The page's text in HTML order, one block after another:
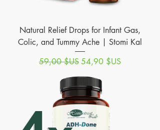
Natural Relief Drops for Infant Gas,
Colic, and Tummy Ache | Stomi Kal
Prix original
59,00 $USPrix promotionnel
54,90 $US